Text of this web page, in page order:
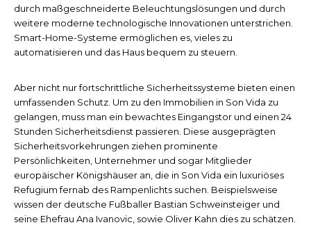
durch maßgeschneiderte Beleuchtungslösungen und durch
weitere moderne technologische Innovationen unterstrichen.
Smart-Home-Systeme ermöglichen es, vieles zu
automatisieren und das Haus bequem zu steuern.
Aber nicht nur fortschrittliche Sicherheitssysteme bieten einen
umfassenden Schutz. Um zu den Immobilien in Son Vida zu
gelangen, muss man ein bewachtes Eingangstor und einen 24
Stunden Sicherheitsdienst passieren. Diese ausgeprägten
Sicherheitsvorkehrungen ziehen prominente
Persönlichkeiten, Unternehmer und sogar Mitglieder
europäischer Königshäuser an, die in Son Vida ein luxuriöses
Refugium fernab des Rampenlichts suchen. Beispielsweise
wissen der deutsche Fußballer Bastian Schweinsteiger und
seine Ehefrau Ana Ivanovic, sowie Oliver Kahn dies zu schätzen.